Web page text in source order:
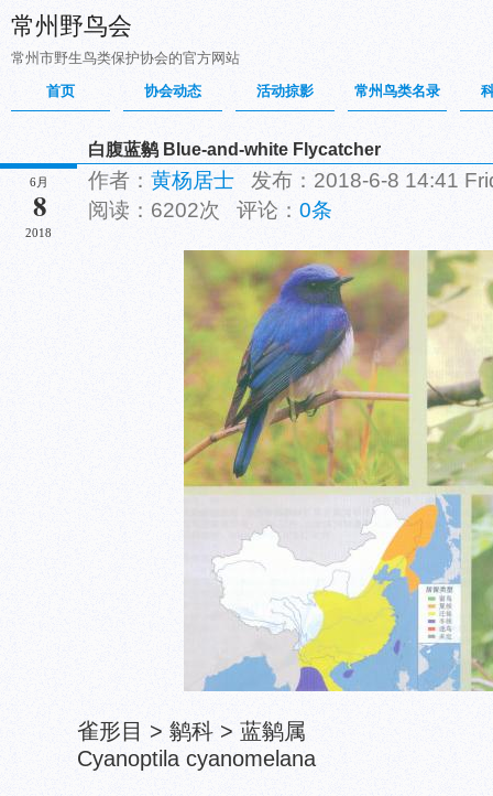
常州野鸟会
常州市野生鸟类保护协会的官方网站
首页
协会动态 活动掠影 常州鸟类名录
6月
8
2018
白腹蓝鹟 Blue-and-white Flycatcher
作者： 黄杨居士 发布：2018-6-8 14:41
阅读：6202次 评论： 0条
雀形目 > 鹟科 > 蓝鹟属
Cyanoptila cyanomelana